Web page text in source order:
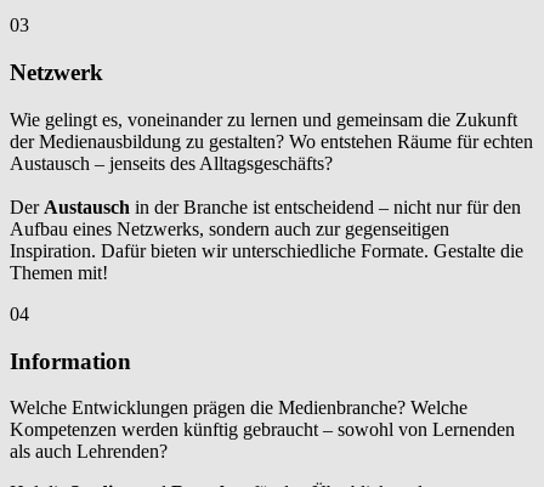
03
Netzwerk
Wie gelingt es, voneinander zu lernen und gemeinsam die Zukunft
der Medienausbildung zu gestalten? Wo entstehen Räume für echten
Austausch – jenseits des Alltagsgeschäfts?
Der Austausch in der Branche ist entscheidend – nicht nur für den
Aufbau eines Netzwerks, sondern auch zur gegenseitigen
Inspiration. Dafür bieten wir unterschiedliche Formate. Gestalte die
Themen mit!
04
Information
Welche Entwicklungen prägen die Medienbranche? Welche
Kompetenzen werden künftig gebraucht – sowohl von Lernenden
als auch Lehrenden?